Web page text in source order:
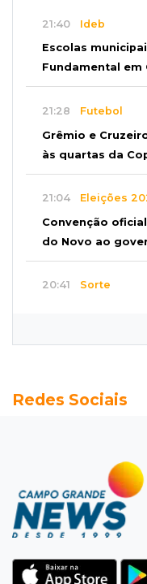
21:40 Ideb
Escolas
Fundamental em
21:28 Futebol
Grêmio e
às quartas da
21:04 Eleições
Convenção
do Novo ao
20:41 Sorte
Com 11 gatos,
Ex-PM deixa
meses após ser
Júri condena a
Redes Sociais